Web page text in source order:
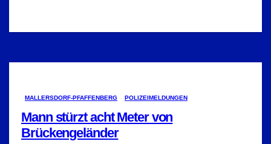
MALLERSDORF-PFAFFENBERG POLIZEIMELDUNGEN
Mann stürzt acht Meter von
Brückengeländer